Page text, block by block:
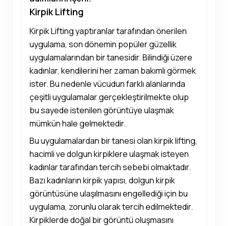
Kirpik Lifting
Kirpik Lifting yaptıranlar tarafından önerilen
uygulama, son dönemin popüler güzellik
uygulamalarından bir tanesidir. Bilindiği üzere
kadınlar, kendilerini her zaman bakımlı görmek
ister. Bu nedenle vücudun farklı alanlarında
çeşitli uygulamalar gerçekleştirilmekte olup
bu sayede istenilen görüntüye ulaşmak
mümkün hale gelmektedir.
Bu uygulamalardan bir tanesi olan kirpik lifting,
hacimli ve dolgun kirpiklere ulaşmak isteyen
kadınlar tarafından tercih sebebi olmaktadır.
Bazı kadınların kirpik yapısı, dolgun kirpik
görüntüsüne ulaşılmasını engellediği için bu
uygulama, zorunlu olarak tercih edilmektedir.
Kirpiklerde doğal bir görüntü oluşmasını